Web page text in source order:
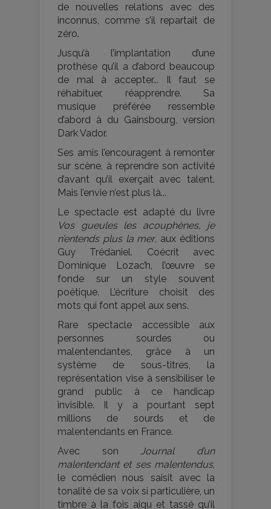
de nouvelles relations avec des
inconnus, comme s’il repartait de
zéro.
Jusqu’à l’implantation d’une
prothèse qu’il a d’abord beaucoup
de mal à accepter... Il faut se
réhabituer, réapprendre. Sa
musique préférée ressemble
d’abord à du Gainsbourg, version
Dark Vador.
Ses amis l’encouragent à remonter
sur scène, à reprendre son activité
d’avant qu’il exerçait avec talent.
Mais l’envie n’est plus là...
Le spectacle est adapté du livre
Vos gueules les acouphènes, je
n’entends plus la mer, aux éditions
Guy Trédaniel. Coécrit avec
Dominique Lozac’h, l’œuvre se
fonde sur un style souvent
poétique. L’écriture choisit des
mots qui font appel aux sens.
Rare spectacle accessible aux
personnes sourdes ou
malentendantes, grâce à un
système de sous-titres, la
représentation vise à sensibiliser le
grand public à ce handicap
invisible. Il y a pourtant sept
millions de sourds et de
malentendants en France.
Avec sonJournal d’un
malentendant et ses malentendus,
le comédien nous saisit avec la
tonalité de sa voix si particulière, un
timbre à la fois aigu et tassé qu’il